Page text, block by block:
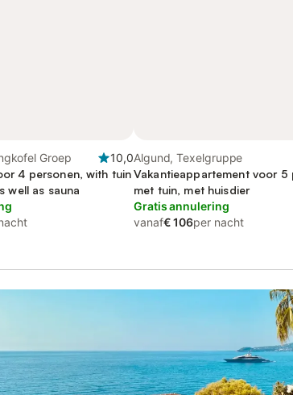
Groep
10,0
4 personen, with tuin
well as sauna
Algund, Texelgruppe
Vakantieappartement voor 5
met tuin, met huisdier
Gratis annulering
vanaf€ 106per nacht